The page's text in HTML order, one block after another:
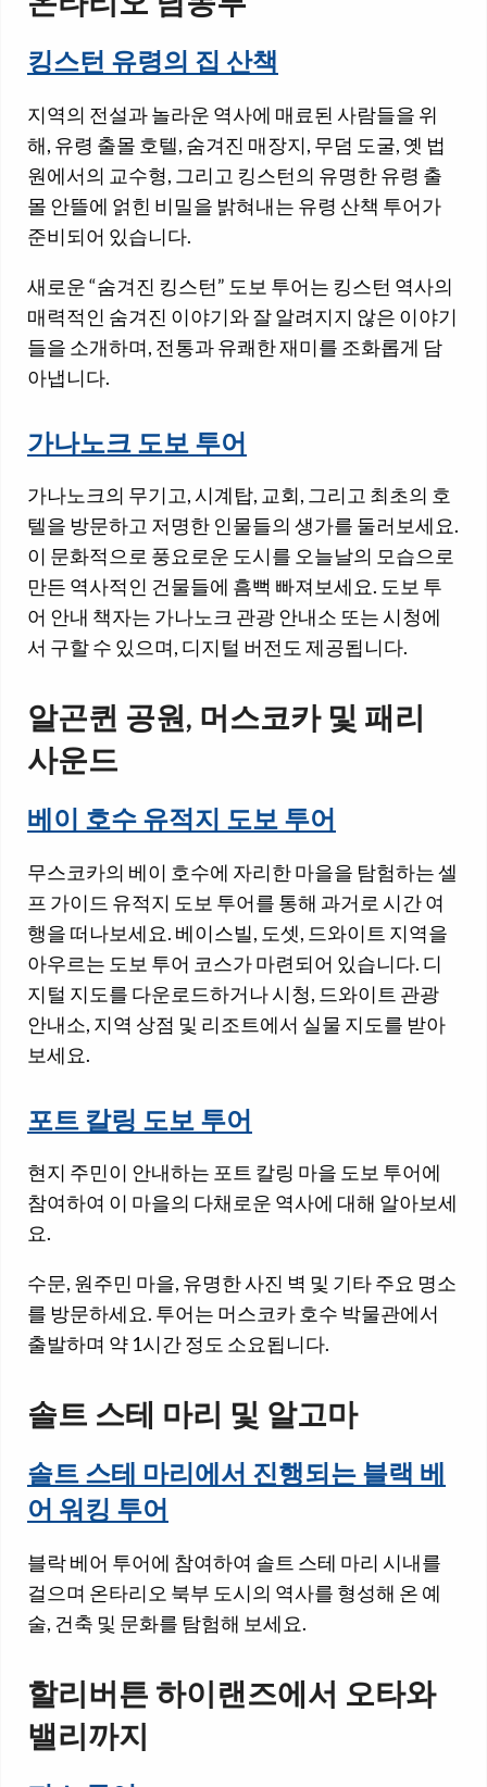
킹스턴 유령의 집 산책
지역의 전설과 놀라운 역사에 매료된 사람들을 위
해, 유령 출몰 호텔, 숨겨진 매장지, 무덤 도굴, 옛 법
원에서의 교수형, 그리고 킹스턴의 유명한 유령 출
몰 안뜰에 얽힌 비밀을 밝혀내는 유령 산책 투어가
준비되어 있습니다.
새로운 “숨겨진 킹스턴” 도보 투어는 킹스턴 역사의
매력적인 숨겨진 이야기와 잘 알려지지 않은 이야기
들을 소개하며, 전통과 유쾌한 재미를 조화롭게 담
아냅니다.
가나노크 도보 투어
가나노크의 무기고, 시계탑, 교회, 그리고 최초의 호
텔을 방문하고 저명한 인물들의 생가를 둘러보세요.
이 문화적으로 풍요로운 도시를 오늘날의 모습으로
만든 역사적인 건물들에 흠뻑 빠져보세요. 도보 투
어 안내 책자는 가나노크 관광 안내소 또는 시청에
서 구할 수 있으며, 디지털 버전도 제공됩니다.
알곤퀸 공원, 머스코카 및 패리
사운드
베이 호수 유적지 도보 투어
무스코카의 베이 호수에 자리한 마을을 탐험하는 셀
프 가이드 유적지 도보 투어를 통해 과거로 시간 여
행을 떠나보세요. 베이스빌, 도셋, 드와이트 지역을
아우르는 도보 투어 코스가 마련되어 있습니다. 디
지털 지도를 다운로드하거나 시청, 드와이트 관광
안내소, 지역 상점 및 리조트에서 실물 지도를 받아
보세요.
포트 칼링 도보 투어
현지 주민이 안내하는 포트 칼링 마을 도보 투어에
참여하여 이 마을의 다채로운 역사에 대해 알아보세
요.
수문, 원주민 마을, 유명한 사진 벽 및 기타 주요 명소
를 방문하세요. 투어는 머스코카 호수 박물관에서
출발하며 약 1시간 정도 소요됩니다.
솔트 스테 마리 및 알고마
솔트 스테 마리에서 진행되는 블랙 베
어 워킹 투어
블락 베어 투어에 참여하여 솔트 스테 마리 시내를
걸으며 온타리오 북부 도시의 역사를 형성해 온 예
술, 건축 및 문화를 탐험해 보세요.
할리버튼 하이랜즈에서 오타와
밸리까지